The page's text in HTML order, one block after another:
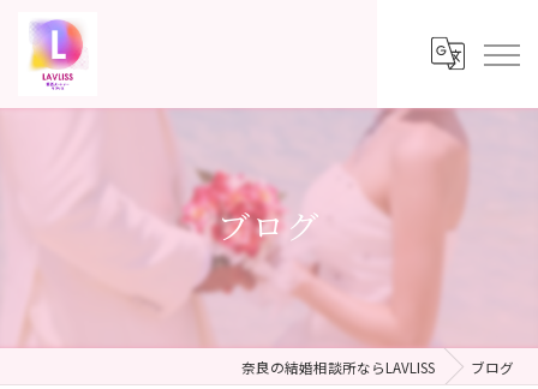
ブログ
奈良の結婚相談所ならLAVLISS ブログ